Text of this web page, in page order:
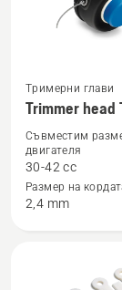
Вижте
повече
подробности
за
Trimmer
head
Тримерни глави
Trimmer head
Съвместим
двигателя
30-42 cc
Размер на
2,4 mm